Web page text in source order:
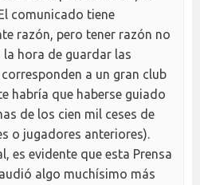
comunicado tiene
razón, pero tener razón no
hora de guardar las
a un gran club
habría que haberse guiado
de los cien mil ceses de
o jugadores anteriores).
es evidente que esta Prensa
algo muchísimo más